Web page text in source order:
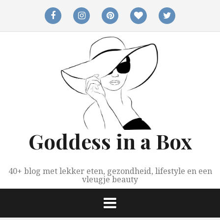
facebookinstagrampinterestbloglovintwitter
Goddess in a Box
40+ blog met lekker eten, gezondheid, lifestyle en een
vleugje beauty